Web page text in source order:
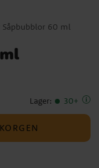
Såpbubblor 60 ml
Lager: 30+